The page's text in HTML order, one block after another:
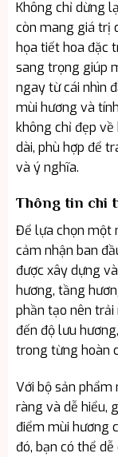
Không chỉ dừng
còn mang giá trị
họa tiết hoa đặc
sang trọng giúp
ngay từ cái nhìn
mùi hương và
không chỉ đẹp
dài, phù hợp để
và ý nghĩa.
Thông tin chi
Để lựa chọn một
cảm nhận ban
được xây dựng
hương, tầng
phần tạo nên
đến độ lưu
trong từng hoàn
Với bộ sản phẩm
ràng và dễ hiểu,
điểm mùi hương
đó, bạn có thể